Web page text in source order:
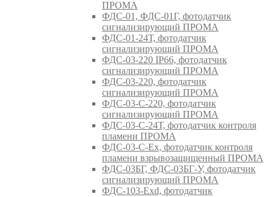
ПРОМА
ФДС-01, ФДС-01Г, фотодатчик
сигнализирующий ПРОМА
ФДС-01-24Т, фотодатчик
сигнализирующий ПРОМА
ФДС-03-220 IP66, фотодатчик
сигнализирующий ПРОМА
ФДС-03-220, фотодатчик
сигнализирующий ПРОМА
ФДС-03-С-220, фотодатчик
сигнализирующий ПРОМА
ФДС-03-С-24Т, фотодатчик контроля
пламени ПРОМА
ФДС-03-С-Ex, фотодатчик контроля
пламени взрывозащищенный ПРОМА
ФДС-03БГ, ФДС-03БГ-У, фотодатчик
сигнализирующий ПРОМА
ФДС-103-Ехd, фотодатчик